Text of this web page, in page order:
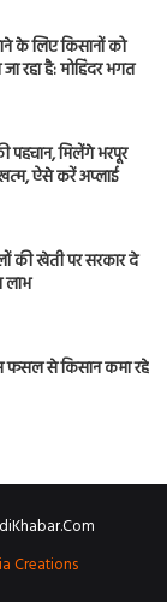
के लिए किसानों को
रहा है: मोहिंदर भगत
पहचान, मिलेंगे भरपूर
ऐसे करें अप्लाई
की खेती पर सरकार दे
लाभ
फसल से किसान कमा रहे
Creations